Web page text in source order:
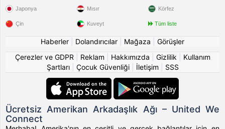
Japonya
Çin
Mısır
Kuveyt
Körfez
Tüm liste
Haberler Dolandırıcılar Mağaza
Görüşler
Çerezler ve GDPR
Reklam Hakkımızda Gizlilik
Kullanım
Şartları| Çocuk Güvenliği| İletişim SSS
Ücretsiz Amerikan Arkadaşlık Ağı – United We
Connect